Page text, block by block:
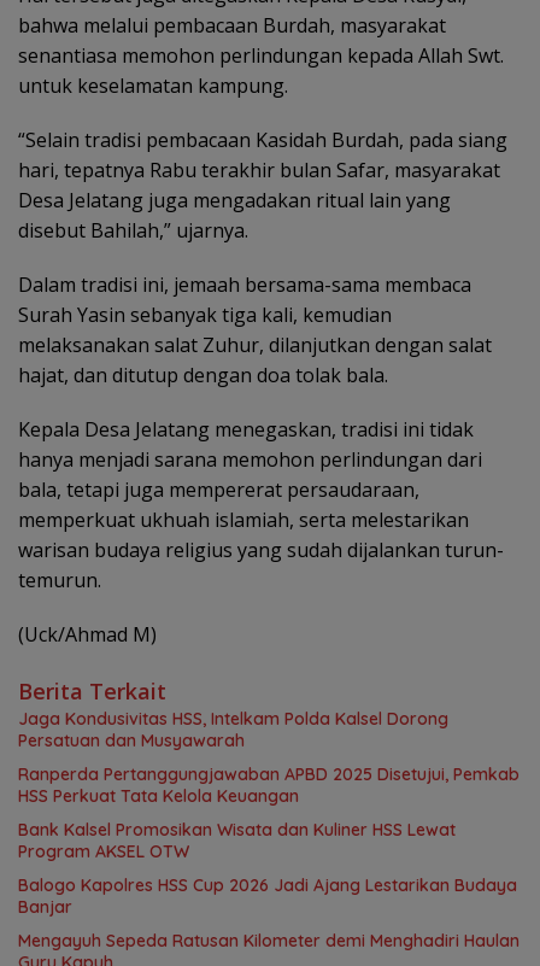
bahwa melalui pembacaan Burdah, masyarakat
senantiasa memohon perlindungan kepada Allah Swt.
untuk keselamatan kampung.
“Selain tradisi pembacaan Kasidah Burdah, pada siang
hari, tepatnya Rabu terakhir bulan Safar, masyarakat
Desa Jelatang juga mengadakan ritual lain yang
disebut Bahilah,” ujarnya.
Dalam tradisi ini, jemaah bersama-sama membaca
Surah Yasin sebanyak tiga kali, kemudian
melaksanakan salat Zuhur, dilanjutkan dengan salat
hajat, dan ditutup dengan doa tolak bala.
Kepala Desa Jelatang menegaskan, tradisi ini tidak
hanya menjadi sarana memohon perlindungan dari
bala, tetapi juga mempererat persaudaraan,
memperkuat ukhuah islamiah, serta melestarikan
warisan budaya religius yang sudah dijalankan turun-
temurun.
(Uck/Ahmad M)
Berita Terkait
Jaga Kondusivitas HSS, Intelkam Polda Kalsel Dorong
Persatuan dan Musyawarah
Ranperda Pertanggungjawaban APBD 2025 Disetujui, Pemkab
HSS Perkuat Tata Kelola Keuangan
Bank Kalsel Promosikan Wisata dan Kuliner HSS Lewat
Program AKSEL OTW
Balogo Kapolres HSS Cup 2026 Jadi Ajang Lestarikan Budaya
Banjar
Mengayuh Sepeda Ratusan Kilometer demi Menghadiri Haulan